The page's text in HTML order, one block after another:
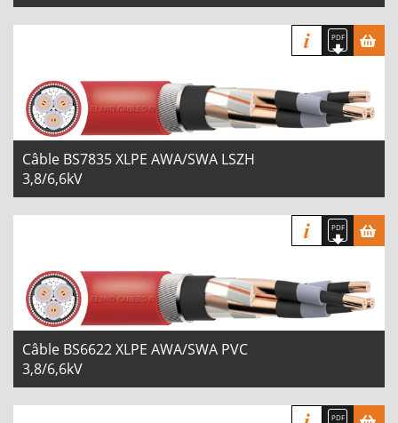
Câble BS7835 XLPE AWA/SWA LSZH
3,8/6,6kV
Câble BS6622 XLPE AWA/SWA PVC
3,8/6,6kV